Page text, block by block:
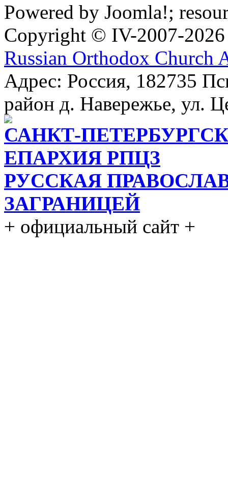
Powered by Joomla!;
Copyright © IV-2007-2026
Russian Orthodox Church
Адрес: Россия, 182735
район д. Навережье, ул.
САНКТ-
ЕПАРХИЯ РПЦЗ
РУССКАЯ
ЗАГРАНИЦЕЙ
+ официальный сайт +